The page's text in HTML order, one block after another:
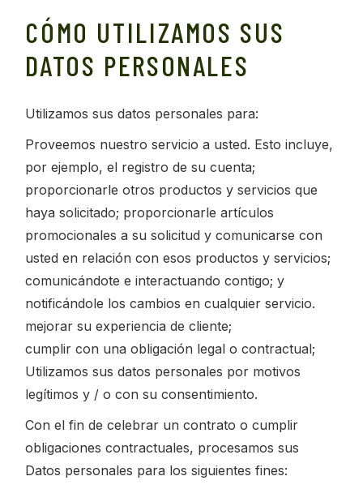
CÓMO UTILIZAMOS SUS
DATOS PERSONALES
Utilizamos sus datos personales para:
Proveemos nuestro servicio a usted. Esto incluye,
por ejemplo, el registro de su cuenta;
proporcionarle otros productos y servicios que
haya solicitado; proporcionarle artículos
promocionales a su solicitud y comunicarse con
usted en relación con esos productos y servicios;
comunicándote e interactuando contigo; y
notificándole los cambios en cualquier servicio.
mejorar su experiencia de cliente;
cumplir con una obligación legal o contractual;
Utilizamos sus datos personales por motivos
legítimos y / o con su consentimiento.
Con el fin de celebrar un contrato o cumplir
obligaciones contractuales, procesamos sus
Datos personales para los siguientes fines: